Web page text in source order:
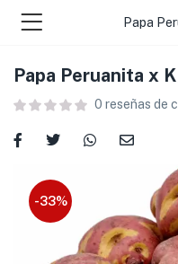
Papa
Papa Peruanita x
0 reseñas de
-33%